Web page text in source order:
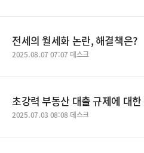
전세의 월세화 논란, 해결책은?
2025.08.07 07:07 데스크
초강력 부동산 대출 규제에 대한
2025.07.03 08:08 데스크